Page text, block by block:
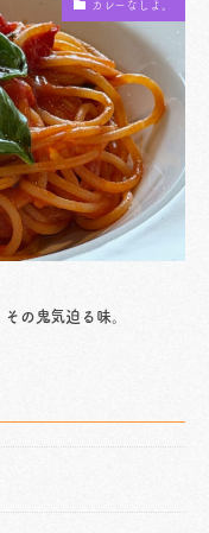
カレーなしよ。
の鬼気迫る味。